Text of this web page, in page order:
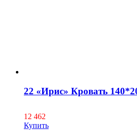
22 «Ирис» Кровать
12 462
Купить